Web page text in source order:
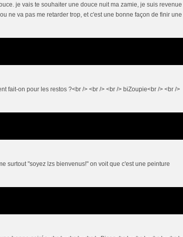
je vais te souhaiter une douce nuit ma zamie, je suis revenue
ne va pas me retarder trop, et c'est une bonne façon de finir une
fait-on pour les restos ?<br /> <br /> <br /> biZoupie<br /> <br />
surtout "soyez lzs bienvenus!" on voit que c'est une peinture